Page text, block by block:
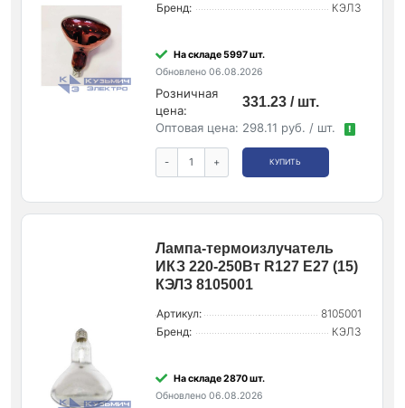
Бренд:
КЭЛЗ
На складе 5997 шт.
Обновлено 06.08.2026
Розничная
цена:
331.23 / шт.
Оптовая цена: 298.11 руб. / шт. !
- + КУПИТЬ
Лампа-термоизлучатель
ИКЗ 220-250Вт R127 E27 (15)
КЭЛЗ 8105001
Артикул:
8105001
Бренд:
КЭЛЗ
На складе 2870 шт.
Обновлено 06.08.2026